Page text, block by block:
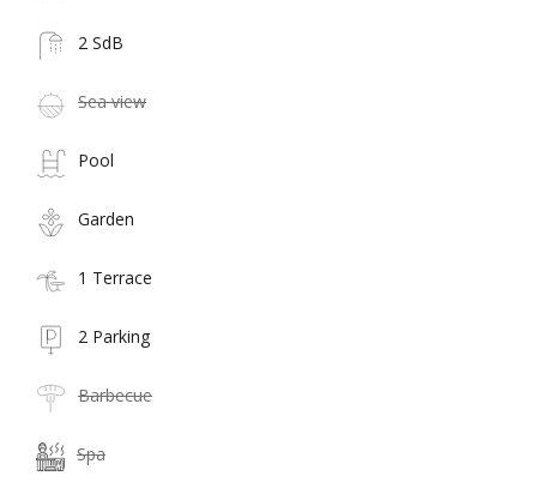
2 SdB
Sea view
Pool
Garden
1 Terrace
2 Parking
Barbecue
Spa